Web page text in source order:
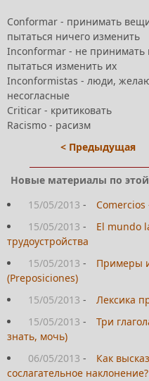
Conformar - принимать
пытаться ничего изменить
Inconformar - не принимать
пытаться изменить их
Inconformistas - люди,
несогласные
Criticar - критиковать
Racismo - расизм
< Предыдущая
Новые материалы по
15/05/2013 -
Comercios
15/05/2013 -
El mundo
трудоустройства
15/05/2013 -
Примеры
(Preposiсiones)
15/05/2013 -
Лексика
15/05/2013 -
Три
знать, мочь)
06/05/2013 -
Как
сослагательное наклонение?